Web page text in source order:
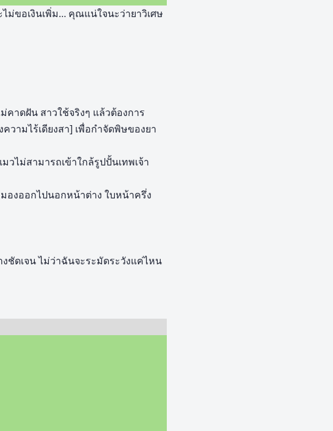
ขอเงินเพิ่ม… คุณแน่ใจนะว่ายาวิเศษ
าดฝัน สาวใช้จริงๆ แล้วต้องการ
วามไร้เดียงสา] เพื่อกำจัดพิษของยา
ไม่สามารถเข้าใกล้รูปปั้นเทพเจ้า
องออกไปนอกหน้าต่าง ใบหน้าครึ่ง
ดเจน ไม่ว่าฉันจะระมัดระวังแค่ไหน